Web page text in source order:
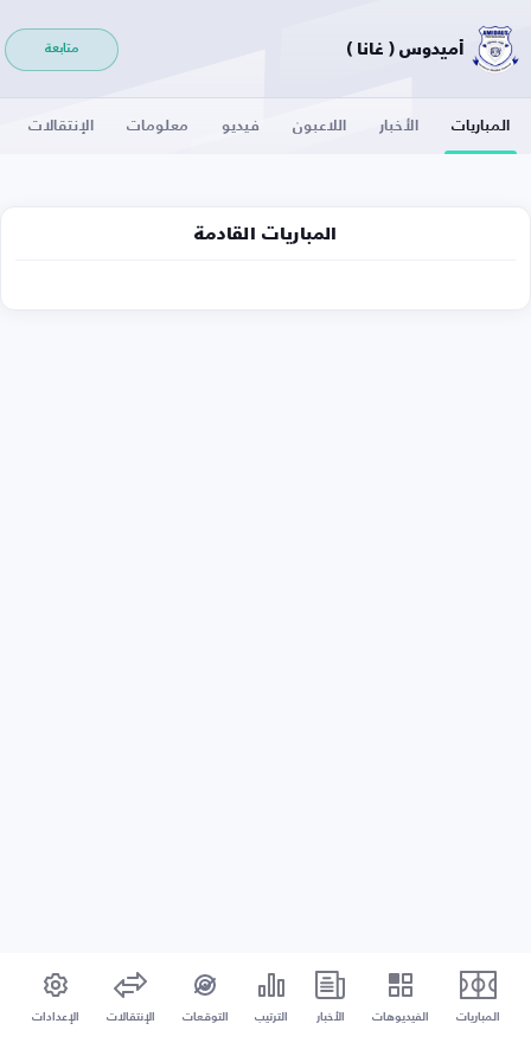
أميدوس ( غانا ) متابعة
المباريات الأخبار اللاعبون فيديو معلومات الإنتقالات
المباريات القادمة
المباريات الفيديوهات الأخبار الترتيب التوقعات الإنتقالات الإعدادات